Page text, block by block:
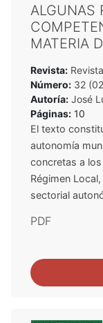
ALGUNAS
MATERIA
Revista:
Número: 32
Autoría: José
Páginas: 10
El texto
autonomía
concretas a
Régimen
sectorial
PDF